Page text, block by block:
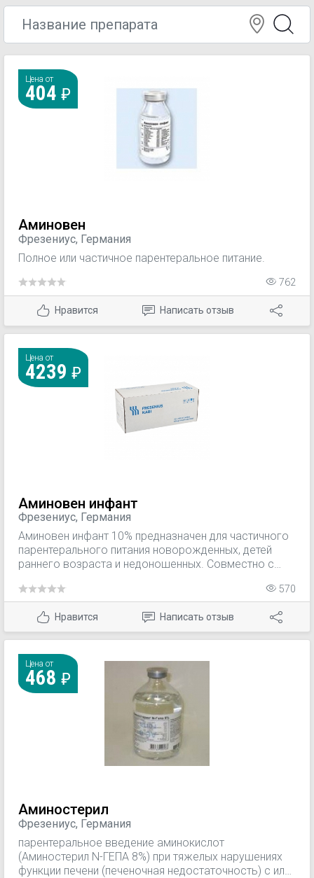
Цена от
404
Аминовен
Фрезениус, Германия
Полное или частичное парентеральное питание.
762
Нравится Написать отзыв
Цена от
4239
Аминовен инфант
Фрезениус, Германия
Аминовен инфант 10% предназначен для частичного
парентерального питания новорожденных, детей
раннего возраста и недоношенных. Совместно с
также препаратами витаминов, электролитов и
микроэлементов обеспечивает полное
парентеральное питание.
570
Нравится Написать отзыв
Цена от
468
Аминостерил
Фрезениус, Германия
парентеральное введение аминокислот
(Аминостерил N-ГЕПА 8%) при тяжелых нарушениях
функции печени (печеночная недостаточность) с или